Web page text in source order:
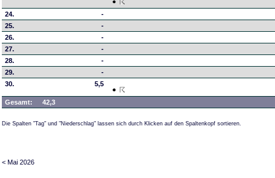
24.
-
25.
-
26.
-
27.
-
28.
-
29.
-
30.
5,5
Gesamt: 42,3
Die Spalten "Tag" und "Niederschlag" lassen sich durch Klicken auf den Spaltenkopf sortieren.
< Mai 2026